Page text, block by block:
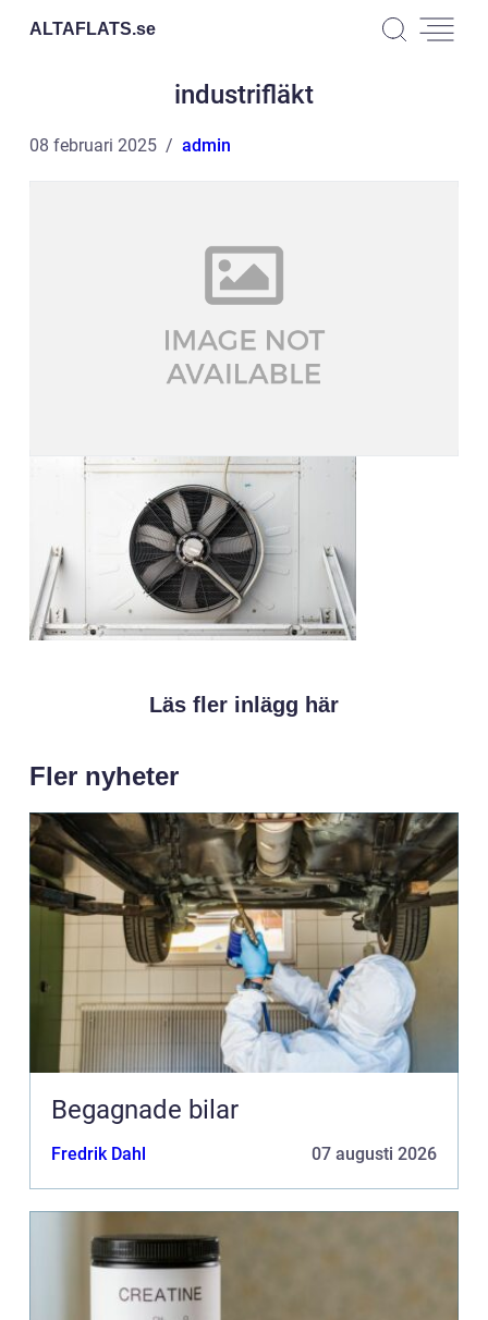
ALTAFLATS.se
industrifläkt
08 februari 2025 admin
Läs fler inlägg här
Fler nyheter
Begagnade bilar
Fredrik Dahl 07 augusti 2026